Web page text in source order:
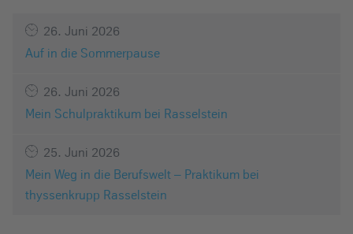
26. Juni 2026
Auf in die Sommerpause
26. Juni 2026
Mein Schulpraktikum bei Rasselstein
25. Juni 2026
Mein Weg in die Berufswelt – Praktikum bei
thyssenkrupp Rasselstein